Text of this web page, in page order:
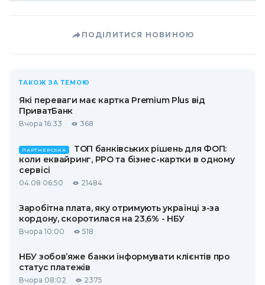
ПОДІЛИТИСЯ НОВИНОЮ
ТАКОЖ ЗА ТЕМОЮ
Які переваги має картка Premium Plus від
ПриватБанк
Вчора 16:33 368
ПАРТНЕРСЬКА
ТОП банківських рішень для ФОП:
коли еквайринг, РРО та бізнес-картки в одному
сервісі
04.08 06:50 21484
Заробітна плата, яку отримують українці з-за
кордону, скоротилася на 23,6% - НБУ
Вчора 10:00 518
НБУ зобов’яже банки інформувати клієнтів про
статус платежів
Вчора 08:02 2375